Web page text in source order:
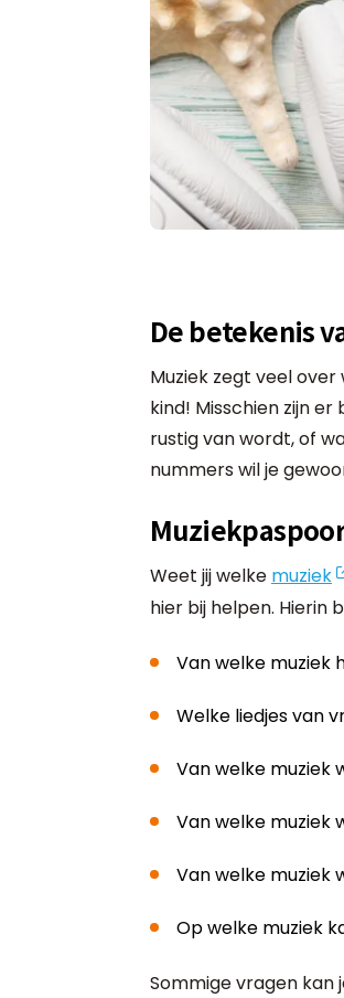
De betekenis
Muziek zegt veel
kind! Misschien zijn
rustig van wordt, of
nummers wil je
Weet jij welke muziek
hier bij helpen. Hierin
Van welke muziek
Welke liedjes van
Van welke muziek
Van welke muziek
Van welke muziek
Op welke muziek
Sommige vragen